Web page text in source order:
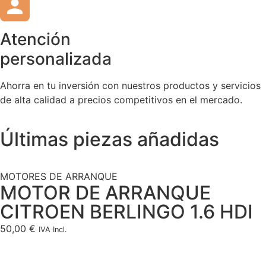
Atención
personalizada
Ahorra en tu inversión con nuestros productos y servicios
de alta calidad a precios competitivos en el mercado.
Últimas piezas añadidas
MOTORES DE ARRANQUE
MOTOR DE ARRANQUE
CITROEN BERLINGO 1.6 HDI
50,00 € IVA Incl.